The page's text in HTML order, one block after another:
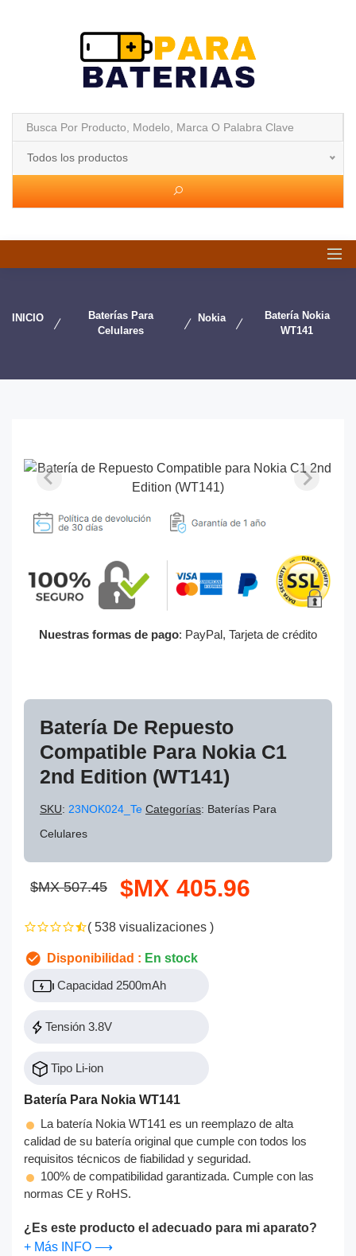
Todos los productos
INICIO
Baterías Para
Celulares
Nokia
Batería Nokia
WT141
Nuestras formas de pago: PayPal, Tarjeta de crédito
Batería De Repuesto
Compatible Para Nokia C1
2nd Edition (WT141)
SKU: 23NOK024_Te Categorías: Baterías Para
Celulares
$MX 507.45 $MX 405.96
( 538 visualizaciones )
Disponibilidad : En stock
Capacidad 2500mAh
Tensión 3.8V
Tipo Li-ion
Batería Para Nokia WT141
La batería Nokia WT141 es un reemplazo de alta
calidad de su batería original que cumple con todos los
requisitos técnicos de fiabilidad y seguridad.
100% de compatibilidad garantizada. Cumple con las
normas CE y RoHS.
¿Es este producto el adecuado para mi aparato?
+ Más INFO ⟶